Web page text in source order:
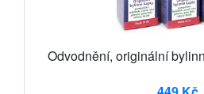
Odvodnění, originální